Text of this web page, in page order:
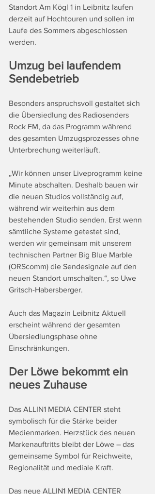
Standort Am Kögl 1 in Leibnitz laufen
derzeit auf Hochtouren und sollen im
Laufe des Sommers abgeschlossen
werden.
Umzug bei laufendem
Sendebetrieb
Besonders anspruchsvoll gestaltet sich
die Übersiedlung des Radiosenders
Rock FM, da das Programm während
des gesamten Umzugsprozesses ohne
Unterbrechung weiterläuft.
„Wir können unser Liveprogramm keine
Minute abschalten. Deshalb bauen wir
die neuen Studios vollständig auf,
während wir weiterhin aus dem
bestehenden Studio senden. Erst wenn
sämtliche Systeme getestet sind,
werden wir gemeinsam mit unserem
technischen Partner Big Blue Marble
(ORScomm) die Sendesignale auf den
neuen Standort umschalten.“, so Uwe
Gritsch-Habersberger.
Auch das Magazin Leibnitz Aktuell
erscheint während der gesamten
Übersiedlungsphase ohne
Einschränkungen.
Der Löwe bekommt ein
neues Zuhause
Das ALLIN1 MEDIA CENTER steht
symbolisch für die Stärke beider
Medienmarken. Herzstück des neuen
Markenauftritts bleibt der Löwe – das
gemeinsame Symbol für Reichweite,
Regionalität und mediale Kraft.
Das neue ALLIN1 MEDIA CENTER